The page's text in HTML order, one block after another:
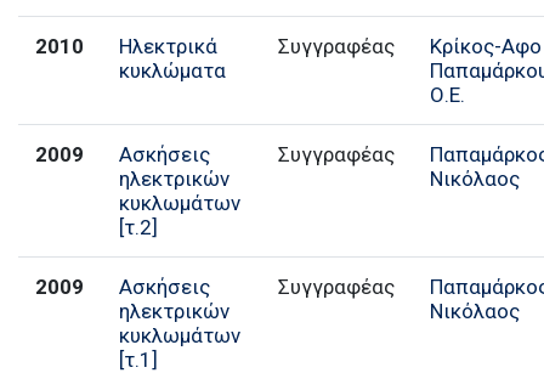
2010
Ηλεκτρικά
κυκλώματα
Συγγραφέας
Κρίκος-
Ο.Ε.
2009
Ασκήσεις
ηλεκτρικών
κυκλωμάτων
[τ.2]
Συγγραφέας
Νικόλαος
2009
Ασκήσεις
ηλεκτρικών
κυκλωμάτων
[τ.1]
Συγγραφέας
Νικόλαος